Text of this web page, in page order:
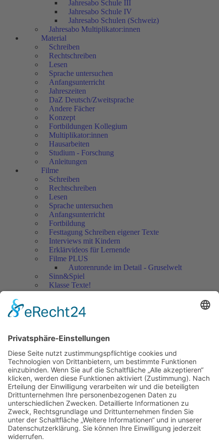
Jahresabo Schule III
Jahresabo Schule IV
Jahresabo Schulen (Schweiz)
Jahresabo Multiplikator:innen
Material
Schreiben
Rechtschreiben
Lesen
Sprache untersuchen
Anfangsunterricht
Jahreszeiten
DaZ Deutsch/Zweitsprache
Andere Fächer
Konzept
Fortbildungen Kollegium
Multiplikator:innen
Hausarbeiten
Studium - Forschung
Anleitungen
Filme
Schreiben
Rechtschreiben
Lesen
Sprache untersuchen
Anfangsunterricht
Fortbildung
Festtagung Schreiben eigener Texte
Interviews mit Kindern
Erklärvideos für Lernende
Filme PLUS
Autorenrunde im Detail - Gruselwelt
Sinn&Spiel
Klasse Texte!
Filmausschnitte Grundschule
Jedes Kind wertschätzen!
Artikel
Artikel 2018
Artikel 2017
Artikel 2016
Artikel 2015
Artikel 2014
Artikel 2013
Artikel 2012
Artikel bis 2011
Artikel zum Download - Religion
Artikel zum Download